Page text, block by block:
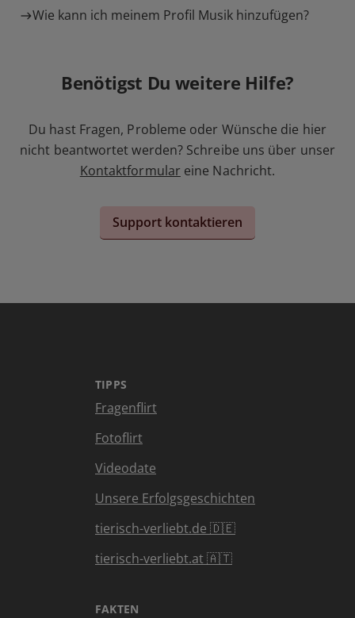
Wie kann ich meinem Profil Musik hinzufügen?
Benötigst Du weitere Hilfe?
Du hast Fragen, Probleme oder Wünsche die hier
nicht beantwortet werden? Schreibe uns über unser
Kontaktformular eine Nachricht.
Support kontaktieren
TIPPS
Fragenflirt
Fotoflirt
Videodate
Unsere Erfolgsgeschichten
tierisch-verliebt.de 🇩🇪
tierisch-verliebt.at 🇦🇹
FAKTEN